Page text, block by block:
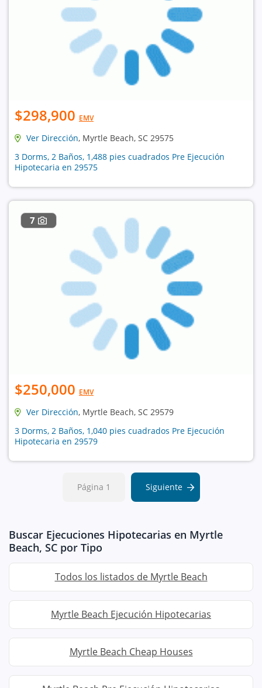
$298,900 EMV
Ver Dirección, Myrtle Beach, SC 29575
3 Dorms, 2 Baños, 1,488 pies cuadrados Pre Ejecución
Hipotecaria en 29575
7
$250,000 EMV
Ver Dirección, Myrtle Beach, SC 29579
3 Dorms, 2 Baños, 1,040 pies cuadrados Pre Ejecución
Hipotecaria en 29579
Página 1 Siguiente
Buscar Ejecuciones Hipotecarias en Myrtle
Beach, SC por Tipo
Todos los listados de Myrtle Beach
Myrtle Beach Ejecución Hipotecarias
Myrtle Beach Cheap Houses